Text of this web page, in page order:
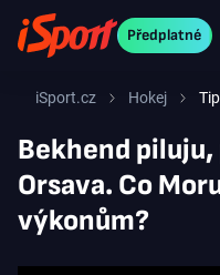
Předplatné
iSport.cz Hokej
Bekhend
Orsava. Co
výkonům?